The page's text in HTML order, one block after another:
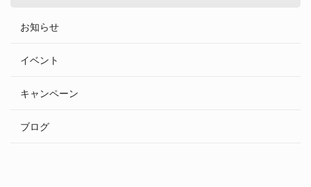
お知らせ
イベント
キャンペーン
ブログ